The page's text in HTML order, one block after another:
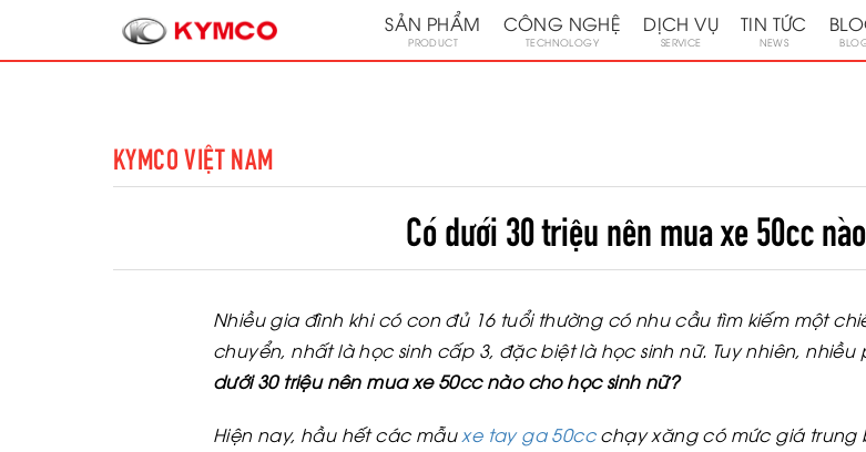
SẢN PHẨM
PRODUCT
CÔNG NGHỆ
TECHNOLOGY
DỊCH VỤ
SERVICE
TIN TỨC
NEWS
KYMCO VIỆT NAM
Có dưới 30 triệu nên mua xe 50cc
Nhiều gia đình khi có con đủ 16 tuổi thường có nhu cầu tìm kiếm một
chuyển, nhất là học sinh cấp 3, đặc biệt là học sinh nữ. Tuy nhiên,
dưới 30 triệu nên mua xe 50cc nào cho học sinh nữ?
Hiện nay, hầu hết các mẫuxe tay ga 50ccchạy xăng có mức giá trung